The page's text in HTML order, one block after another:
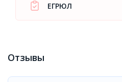
ЕГРЮЛ
Отзывы